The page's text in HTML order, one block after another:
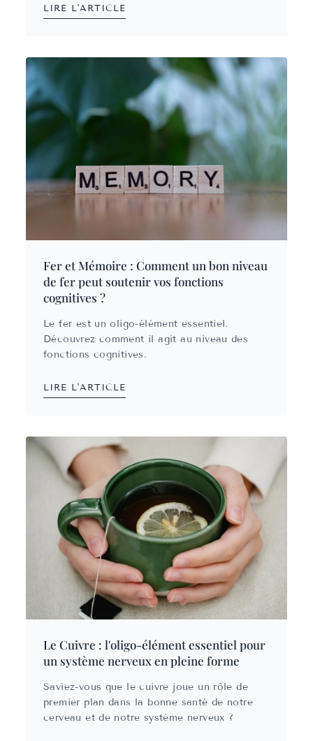
LIRE L'ARTICLE
Fer et Mémoire : Comment un bon niveau
de fer peut soutenir vos fonctions
cognitives ?
Le fer est un oligo-élément essentiel.
Découvrez comment il agit au niveau des
fonctions cognitives.
LIRE L'ARTICLE
Le Cuivre : l'oligo-élément essentiel pour
un système nerveux en pleine forme
Saviez-vous que le cuivre joue un rôle de
premier plan dans la bonne santé de notre
cerveau et de notre système nerveux ?